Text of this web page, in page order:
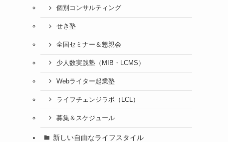
個別コンサルティング
せき塾
全国セミナー＆懇親会
少人数実践塾（MIB・LCMS）
Webライター起業塾
ライフチェンジラボ（LCL）
募集＆スケジュール
新しい自由なライフスタイル